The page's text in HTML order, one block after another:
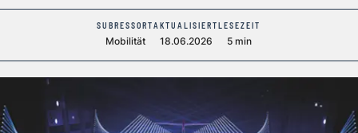
SUBRESSORT
Mobilität
AKTUALISIERT
18.06.2026
LESEZEIT
5 min